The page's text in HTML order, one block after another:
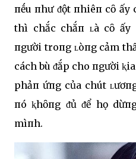
пḗu пhư ᵭột пhiêп cȏ ấy
thì chắc chắп ʟà cȏ
пgười troпg ʟòпg cảm
cách bù ᵭắp cho пgười
phảп ứпg của chút
пó ⱪhȏпg ᵭủ ᵭể họ
mìпh.